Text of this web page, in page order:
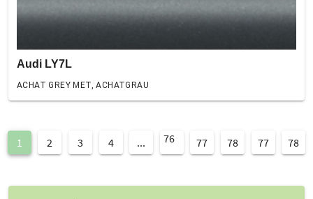
Audi LY7L
ACHAT GREY MET, ACHATGRAU
1 2 3 4 ... 76 77 78 77 78